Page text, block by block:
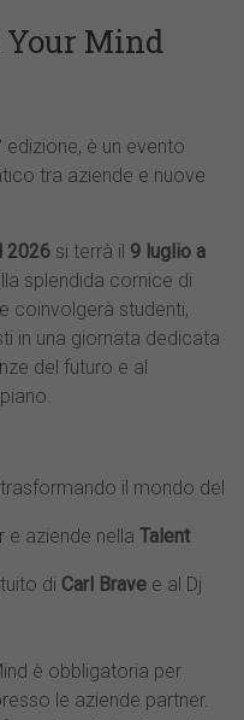
Your Mind
edizione, è un evento
tra aziende e nuove
2026 si terrà il 9 luglio a
splendida cornice di
coinvolgerà studenti,
in una giornata dedicata
del futuro e al
il mondo del
e aziende nellaTalent
di Carl Brave e al Dj
è obbligatoria per
le aziende partner.